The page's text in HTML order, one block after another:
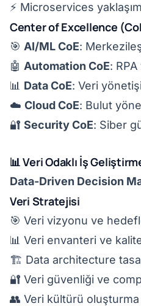
⚡ Microservices
Center of Excellence
🎯 AI/ML CoE:
🤖 Automation CoE:
📊 Data CoE: Veri
☁️ Cloud CoE: Bulut
🔐 Security CoE: Siber
📊 Veri Odaklı İş
Data-Driven Decision
Veri Stratejisi
🎯 Veri vizyonu ve
📊 Veri envanteri ve
🏗️ Data architecture
🔐 Veri güvenliği ve
👥 Veri kültürü oluşturma